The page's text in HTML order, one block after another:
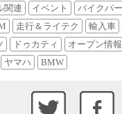
関連 イベント バイクパ
走行＆ライテク 輸入車
ドゥカティ オープン情報
ヤマハ BMW